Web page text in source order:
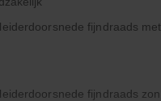
fijndraads met
fijndraads